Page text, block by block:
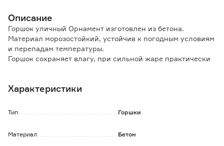
Описание
Горшок уличный Орнамент изготовлен из бетона.
Материал морозостойкий, устойчив к погодным условиям
и перепадам температуры.
Горшок сохраняет влагу, при сильной жаре практически
Характеристики
Тип Горшки
Материал Бетон